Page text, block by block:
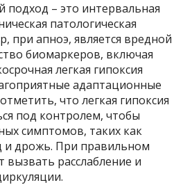
подход – это интервальная
патологическая
при апноэ, является вредной
биомаркеров, включая
легкая гипоксия
адаптационные
что легкая гипоксия
под контролем, чтобы
симптомов, таких как
и дрожь. При правильном
расслабление и